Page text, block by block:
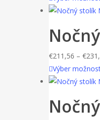
€211,56 – €
Výber